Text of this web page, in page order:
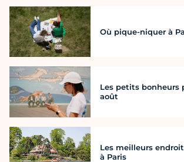
Où pique-niquer à
Les petits bonheurs
août
Les meilleurs
à Paris